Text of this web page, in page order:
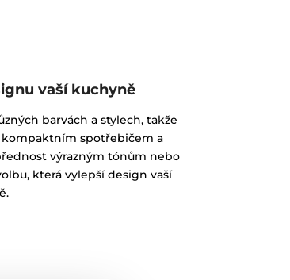
vaší kuchyně
barvách a stylech, takže
spotřebičem a
výrazným tónům nebo
která vylepší design vaší